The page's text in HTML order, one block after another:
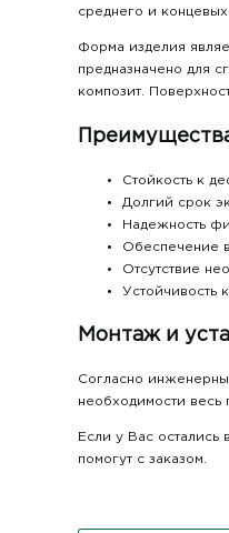
среднего и концевых.
Форма изделия
предназначено для
композит.
Стойкость к
Долгий срок
Надежность
Обеспечение
Отсутствие
Устойчивость
Монтаж и
Согласно
необходимости весь
Если у Вас
помогут с заказом.